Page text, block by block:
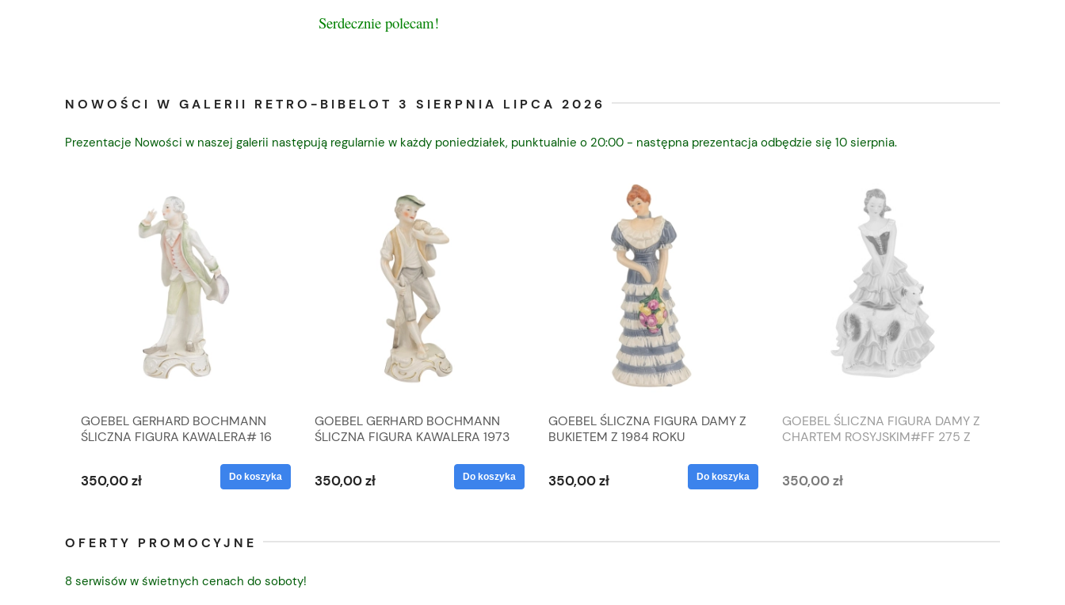
Serdecznie polecam!
NOWOŚCI W GALERII RETRO-BIBELOT 3 SIERPNIA LIPCA 2026
Prezentacje Nowości w naszej galerii następują regularnie w każdy poniedziałek, punktualnie o 20:00 - następna prezentacja odbędzie się 10 sierpnia.
GOEBEL GERHARD BOCHMANN
ŚLICZNA FIGURA KAWALERA# 16
350,00 zł Do koszyka
GOEBEL GERHARD BOCHMANN
ŚLICZNA FIGURA KAWALERA 1973
350,00 zł Do koszyka
GOEBEL ŚLICZNA FIGURA DAMY Z
BUKIETEM Z 1984 ROKU
350,00 zł Do koszyka
GOEBEL ŚLICZNA FIGURA DAMY Z
CHARTEM ROSYJSKIM#FF 275 Z
350,00 zł
OFERTY PROMOCYJNE
8 serwisów w świetnych cenach do soboty!